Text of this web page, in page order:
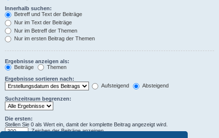
Innerhalb suchen:
Betreff und Text der Beiträge
Nur im Text der Beiträge
Nur im Betreff der Themen
Nur im ersten Beitrag der Themen
Ergebnisse anzeigen als:
Beiträge
Themen
Ergebnisse sortieren nach:
Aufsteigend
Absteigend
Suchzeitraum begrenzen:
Die ersten:
Stellen Sie 0 als Wert ein, damit der komplette Beitrag angezeigt wird.
Zeichen der Beiträge anzeigen